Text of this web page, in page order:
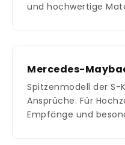
und hochwertige
Mercedes-
Spitzenmodell der S-
Ansprüche. Für
Empfänge und